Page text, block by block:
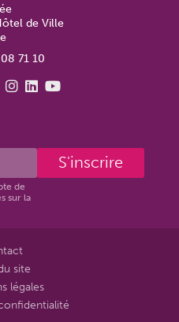
de Ville
71 10
de
sur la
S'inscrire
site
légales